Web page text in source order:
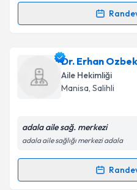
Kişisel verilerimin
Metni'ni okudum ve
Takvim
Randevu Takvimi
Dr. Nermin Örnekiçin
oluşturun. Size bu
takvim hazırlandığında
Kişisel verilerimin
Metni'ni okudum ve
Dr. Erhan Ozbek
Aile Hekimliği
Manisa, Salihli
adala aile sağ. merkezi
adala aile sağlığı merkezi adala
Randevu Takvimi